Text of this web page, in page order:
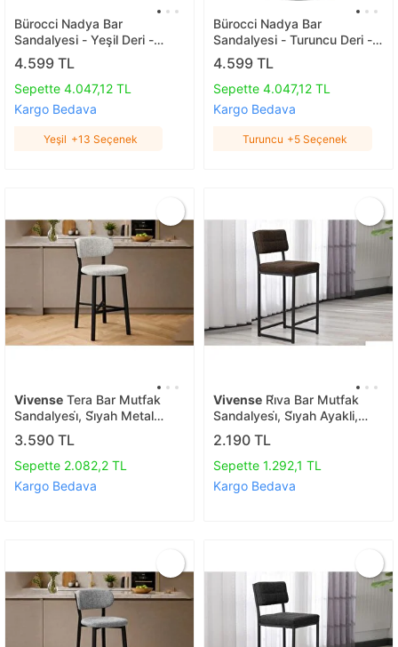
Bürocci Nadya Bar
Sandalyesi - Yeşil Deri -
Metal Ayaklı Bar Taburesi -
9537s0110 Yeşil
4.599 TL
Sepette 4.047,12 TL
Kargo Bedava
Yeşil +13 Seçenek
Bürocci Nadya Bar
Sandalyesi - Turuncu Deri -
Mat Siyah Ayaklı -
9537y0123 Turuncu
4.599 TL
Sepette 4.047,12 TL
Kargo Bedava
Turuncu +5 Seçenek
Vivense Tera Bar Mutfak
Sandalyesi̇, Si̇yah Metal
Ayakli, Krem
3.590 TL
Sepette 2.082,2 TL
Kargo Bedava
Vivense Ri̇va Bar Mutfak
Sandalyesi̇, Si̇yah Ayakli,
Kahve
2.190 TL
Sepette 1.292,1 TL
Kargo Bedava